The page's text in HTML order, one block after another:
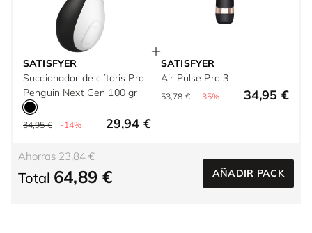
SATISFYER
Succionador de clítoris Pro
Penguin Next Gen 100 gr
34,95 € -14% 29,94 €
SATISFYER
Air Pulse Pro 3
53,78 € -35% 34,95 €
Ahorras 23,84 €
Total 64,89 € AÑADIR PACK